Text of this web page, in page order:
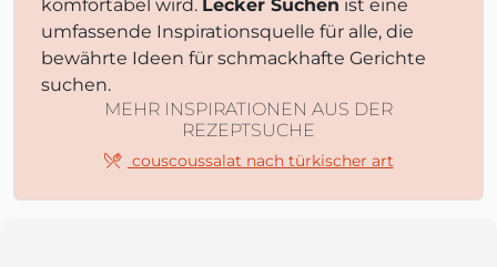
komfortabel wird. Lecker Suchen ist eine
umfassende Inspirationsquelle für alle, die
bewährte Ideen für schmackhafte Gerichte
suchen.
MEHR INSPIRATIONEN AUS DER
REZEPTSUCHE
couscoussalat nach türkischer art